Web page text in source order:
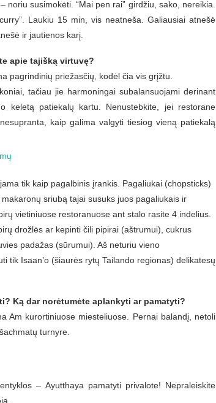
susimokėti. “Mai pen rai” girdžiu, sako, nereikia.
Laukiu 15 min, vis neatneša. Galiausiai atnešė
ir jautienos karį.
apie tajišką virtuvę?
pagrindinių priežasčių, kodėl čia vis grįžtu.
tačiau jie harmoningai subalansuojami derinant
keletą patiekalų kartu. Nenustebkite, jei restorane
kaip galima valgyti tiesiog vieną patiekalą
tik kaip pagalbinis įrankis. Pagaliukai (chopsticks)
sriubą tajai susuks juos pagaliukais ir
vietiniuose restoranuose ant stalo rasite 4 indelius.
drožlės ar kepinti čili pipirai (aštrumui), cukrus
padažas (sūrumui). Aš neturiu vieno
tik Isaan’o (šiaurės rytų Tailando regionas) delikatesų
Ką dar norėtumėte aplankyti ar pamatyti?
Am kurortiniuose miesteliuose. Pernai balandį, netoli
turnyre.
– Ayutthaya pamatyti privalote! Nepraleiskite